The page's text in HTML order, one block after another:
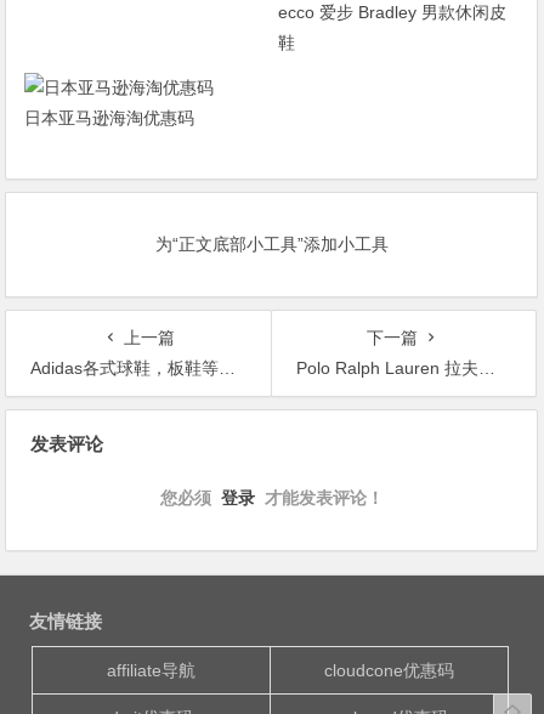
ecco 爱步 Bradley 男款休闲皮
鞋
日本亚马逊海淘优惠码
为“正文底部小工具”添加小工具
上一篇
Adidas各式球鞋，板鞋等可享额外20% OFF
下一篇
Polo Ralph Lauren 拉夫劳伦小马标男士帆布鞋
发表评论
您必须 登录 才能发表评论！
友情链接
affiliate导航 cloudcone优惠码